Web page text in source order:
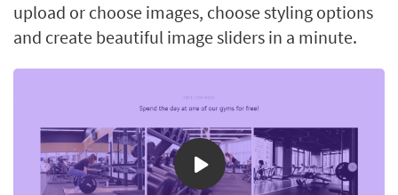
upload or choose images, choose styling options
and create beautiful image sliders in a minute.